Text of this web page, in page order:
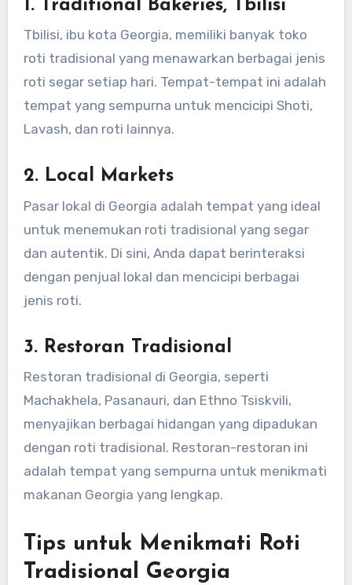
1. Traditional Bakeries, Tbilisi
Tbilisi, ibu kota Georgia, memiliki banyak toko
roti tradisional yang menawarkan berbagai jenis
roti segar setiap hari. Tempat-tempat ini adalah
tempat yang sempurna untuk mencicipi Shoti,
Lavash, dan roti lainnya.
2. Local Markets
Pasar lokal di Georgia adalah tempat yang ideal
untuk menemukan roti tradisional yang segar
dan autentik. Di sini, Anda dapat berinteraksi
dengan penjual lokal dan mencicipi berbagai
jenis roti.
3. Restoran Tradisional
Restoran tradisional di Georgia, seperti
Machakhela, Pasanauri, dan Ethno Tsiskvili,
menyajikan berbagai hidangan yang dipadukan
dengan roti tradisional. Restoran-restoran ini
adalah tempat yang sempurna untuk menikmati
makanan Georgia yang lengkap.
Tips untuk Menikmati Roti
Tradisional Georgia